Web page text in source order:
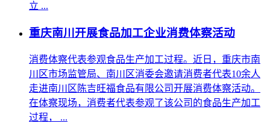
立 ...
重庆南川开展食品加工企业消费体察活动
消费体察代表参观食品生产加工过程。近日，重庆市南
川区市场监管局、南川区消委会邀请消费者代表10余人
走进南川区陈吉旺福食品有限公司开展消费体察活动。
在体察现场，消费者代表参观了该公司的食品生产加工
过程， ...